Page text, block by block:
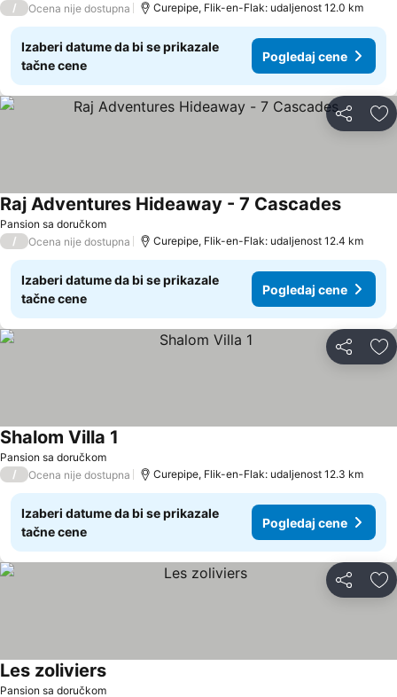
/ Ocena nije dostupna Curepipe, Flik-en-Flak: udaljenost 12.0 km
Izaberi datume da bi se prikazale
tačne cene
Pogledaj cene
Deli
Pansion sa doručkom
Raj Adventures Hideaway - 7 Cascades
/ Ocena nije dostupna Curepipe, Flik-en-Flak: udaljenost 12.4 km
Izaberi datume da bi se prikazale
tačne cene
Pogledaj cene
Deli
Pansion sa doručkom
Shalom Villa 1
/ Ocena nije dostupna Curepipe, Flik-en-Flak: udaljenost 12.3 km
Izaberi datume da bi se prikazale
tačne cene
Pogledaj cene
Deli
Pansion sa doručkom
Les zoliviers